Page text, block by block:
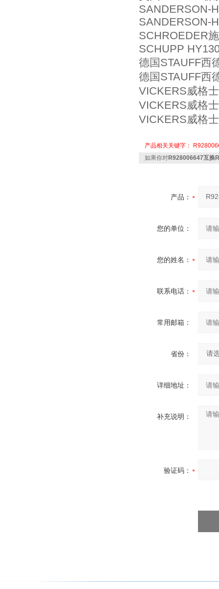
SANDERSON-
SANDERSON-
SCHROEDER
SCHUPP
德国STAUFF西
德国STAUFF西
VICKERS威格
VICKERS威格
VICKERS威格
产品相关关键字：
如果你对R928006647互换
产品：
您的单位：
您的姓名：
联系电话：
常用邮箱：
省份：
详细地址：
补充说明：
验证码：